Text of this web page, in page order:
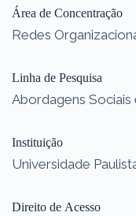
Área de Concentração
Redes
Linha de Pesquisa
Abordagens Sociais
Instituição
Universidade
Direito de Acesso